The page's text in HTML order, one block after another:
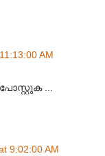
AM
...
9:02:00 AM